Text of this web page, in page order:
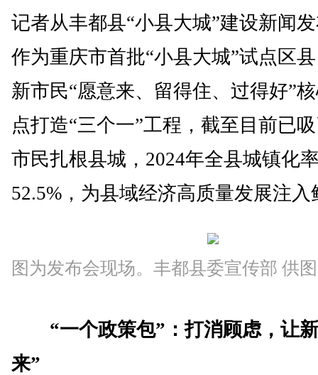
记者从丰都县“小县大城”建设新闻
作为重庆市首批“小县大城”试点区
新市民“愿意来、留得住、过得好”
点打造“三个一”工程，截至目前已
市民扎根县城，2024年全县城镇化
52.5%，为县域经济高质量发展注入
图为发布会现场。丰都县委宣传部 供图
“一个政策包”：打消顾虑，让
来”